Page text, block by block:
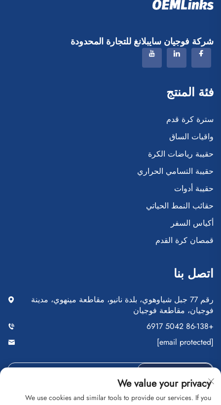
شركة فوجيان سايبلانغ للتجارة المحدودة
فئة المنتج
سترة كرة قدم
واقيات الساق
حقيبة رياضات الكرة
حقيبة التسامي الحراري
حقيبة أدوات
حقائب النمط الحياتي
أكياس السفر
قمصان كرة القدم
اتصل بنا
رقم 77 جبل شياوهوي، بلدة نانيو، مقاطعة مينهوي، مدينة
فوجيان، مقاطعة فوجيان
+86-138 5042 6917
[email protected]
We value your privacy
We use cookies and similar tools to provide our services. If you